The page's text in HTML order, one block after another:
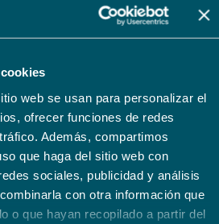
web se usan para personalizar el
ofrecer funciones de redes
Además, compartimos
que haga del sitio web con
sociales, publicidad y análisis
con otra información que
o que hayan recopilado a partir del